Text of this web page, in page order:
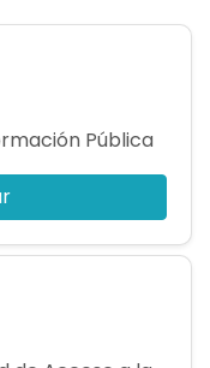
Pública